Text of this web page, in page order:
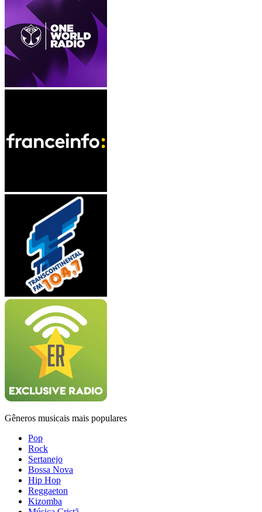
Gêneros musicais mais populares
Pop
Rock
Sertanejo
Bossa Nova
Hip Hop
Reggaeton
Kizomba